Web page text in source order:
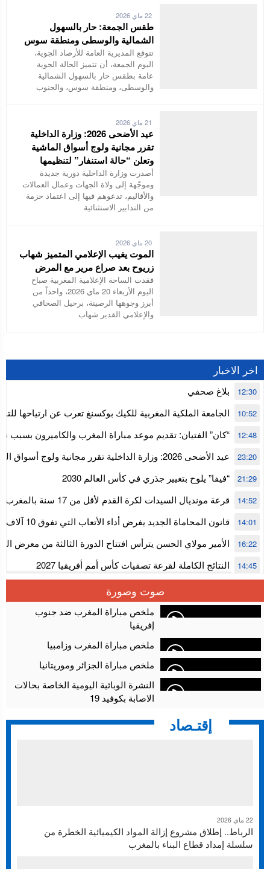
22 ماي 2026
طقس الجمعة: حار بالسهول
الشمالية والوسطى ومنطقة سوس
تتوقع المديرية العامة للأرصاد الجوية،
اليوم الجمعة، أن تتميز الحالة الجوية
عامة بطقس حار بالسهول الشمالية
والوسطى، ومنطقة سوس، والجنوب
عيد الأضحى 2026: وزارة الداخلية
تقرر مجانية ولوج أسواق الماشية
وتعلن “حالة استنفار” لتنظيمها
أصدرت وزارة الداخلية دورية جديدة
وموجّهة إلى ولاة الجهات وعمال العمالات
والأقاليم، تدعوهم فيها إلى اعتماد حزمة
من التدابير الاستثنائية
20 ماي 2026
الموت يغيب الإعلامي المتميز شهاب
زريوح بعد صراع مرير مع المرض
فقدت الساحة الإعلامية المغربية صباح
اليوم الأربعاء 20 ماي 2026، واحداً من
أبرز وجوهها الرصينة، برحيل الصحافي
والإعلامي القدير شهاب
اخر الاخبار
بلاغ صحفي 12:30
الجامعة الملكية المغربية للكيك بوكسنغ تعرب عن ارتياحها
للمجلس الأعلى للحسابات
10:52
“كان” الفتيان: تقديم موعد مباراة المغرب والكاميرون بسبب
إفريقيا
12:48
عيد الأضحى 2026: وزارة الداخلية تقرر مجانية ولوج
استنفار” لتنظيمها
23:20
“فيفا” يلوح بتغيير جذري في كأس العالم 2030 21:29
قرعة مونديال السيدات لكرة
المستوى الأول
14:52
قانون المحاماة الجديد يفرض أداء الأتعاب التي تفوق 10 آلاف درهم بالشيك 14:01
الأمير مولاي الحسن يترأس افتتاح الدورة الثالثة من معرض
الألعاب الإلكترونية
16:22
النتائج الكاملة لقرعة تصفيات كأس أمم أفريقيا 2027 14:45
سلا.. توقيف ثلاثة مروجين وحجز أكثر من 4300 قرص مخدر وكوكايين وإكستازي
أقراص مهلوسة داخل فضاء للشيشة تستنفر شرطة أكادير 12:48
صوت وصورة
ملخص مباراة المغرب ضد جنوب
إفريقيا
ملخص مباراة المغرب وزامبيا
ملخص مباراة الجزائر وموريتانيا
النشرة الوبائية اليومية الخاصة بحالات
الاصابة بكوفيد 19
إقتـصاد
22 ماي 2026
الرباط.. إطلاق مشروع إزالة المواد الكيميائية الخطرة من
سلسلة إمداد قطاع البناء بالمغرب